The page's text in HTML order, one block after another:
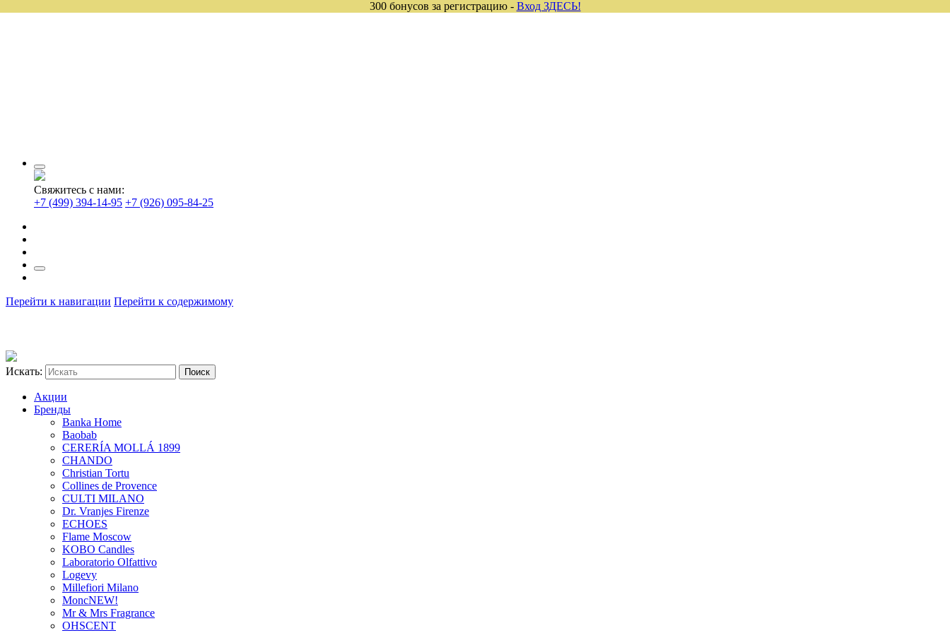
Свяжитесь с нами:
+7 (499) 394-14-95 +7 (926) 095-84-25
Перейти к навигации Перейти к содержимому
Искать:
Акции
Бренды
Banka Home
Baobab
CERERÍA MOLLÁ 1899
CHANDO
Christian Tortu
Collines de Provence
CULTI MILANO
Dr. Vranjes Firenze
ECHOES
Flame Moscow
KOBO Candles
Laboratorio Olfattivo
Logevy
Millefiori Milano
MoncNEW!
Mr & Mrs Fragrance
OHSCENT
300 бонусов за регистрацию - Вход ЗДЕСЬ!